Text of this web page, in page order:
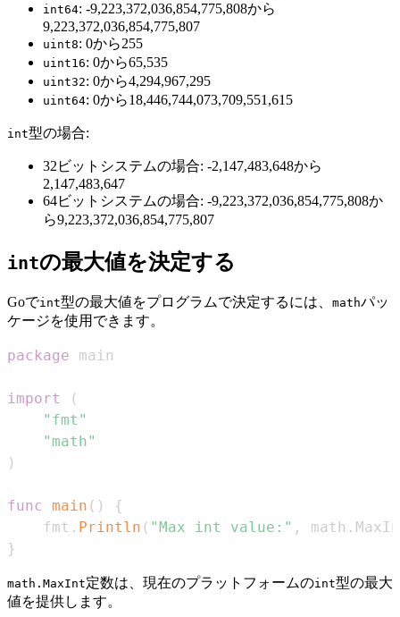
int64: -9,223,372,036,854,775,808から
9,223,372,036,854,775,807
uint8: 0から255
uint16: 0から65,535
uint32: 0から4,294,967,295
uint64: 0から18,446,744,073,709,551,615
int型の場合:
32ビットシステムの場合: -2,147,483,648から
2,147,483,647
64ビットシステムの場合: -9,223,372,036,854,775,808か
ら9,223,372,036,854,775,807
intの最大値を決定する
Goでint型の最大値をプログラムで決定するには、 mathパッ
ケージを使用できます。
package
import
(
"fmt"
"math"
)
func main ( )
{
	fmt
. Println ( "Max int value:" , math .
}
math.MaxInt定数は、現在のプラットフォームのint型の最大
値を提供します。